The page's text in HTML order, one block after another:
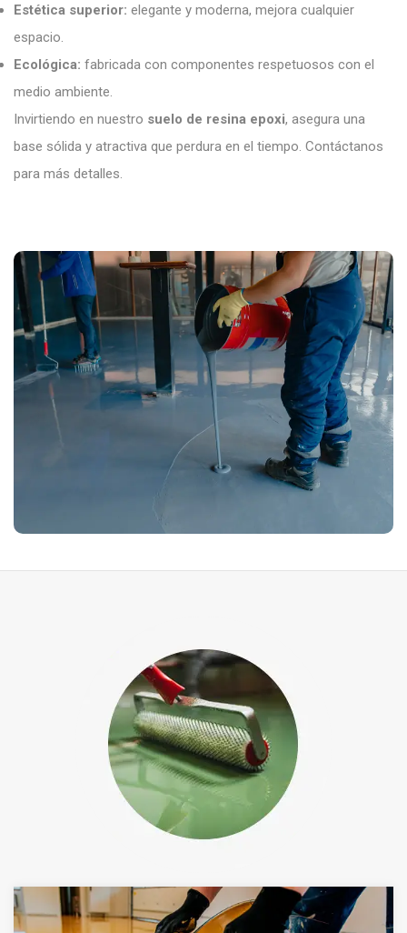
Estética superior: elegante y moderna, mejora cualquier
espacio.
Ecológica: fabricada con componentes respetuosos con el
medio ambiente.
Invirtiendo en nuestro suelo de resina epoxi, asegura una
base sólida y atractiva que perdura en el tiempo. Contáctanos
para más detalles.